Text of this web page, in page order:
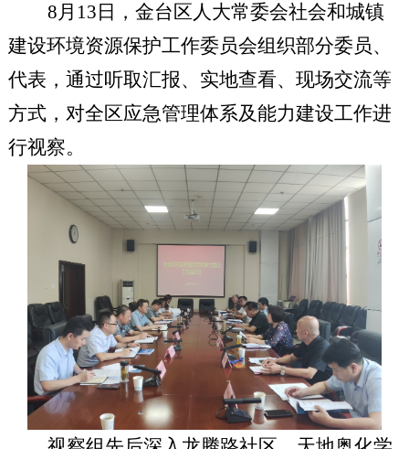
8月13日，金台区人大常委会社会和城镇
建设环境资源保护工作委员会组织部分委员、
代表，通过听取汇报、实地查看、现场交流等
方式，对全区应急管理体系及能力建设工作进
行视察。